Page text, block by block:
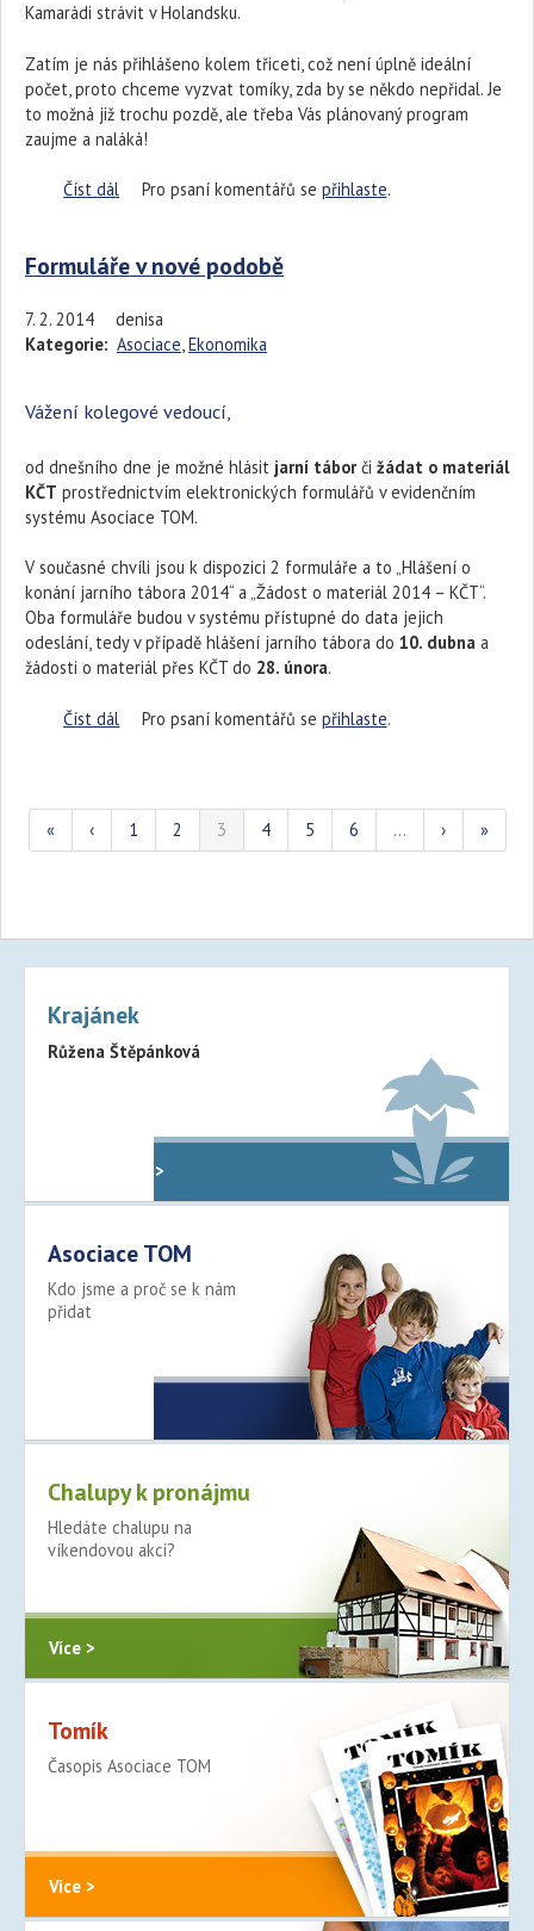
Kamarádi strávit v Holandsku.
Zatím je nás přihlášeno kolem třiceti, což není úplně ideální
počet, proto chceme vyzvat tomíky, zda by se někdo nepřidal. Je
to možná již trochu pozdě, ale třeba Vás plánovaný program
zaujme a naláká!
Číst dál Pojeďte s Kamarády do Holandska- zajímavá nabídka na
Pro psaní komentářů se přihlaste.
Formuláře v nové podobě
7. 2. 2014
denisa
Kategorie: Asociace,Ekonomika
Vážení kolegové vedoucí,
od dnešního dne je možné hlásit jarní táborči žádat o materiál
KČT prostřednictvím elektronických formulářů v evidenčním
systému Asociace TOM.
V současné chvíli jsou k dispozici 2 formuláře a to „Hlášení o
konání jarního tábora 2014“ a „Žádost o materiál 2014 – KČT“.
Oba formuláře budou v systému přístupné do data jejich
odeslání, tedy v případě hlášení jarního tábora do 10. dubna a
žádosti o materiál přes KČT do 28. února.
Číst dál Formuláře v nové podobě
Pro psaní komentářů se přihlaste.
« ‹ 1 2 3 4 5 6 … › »
Krajánek
Růžena Štěpánková
Oddíly v kraji >
Asociace TOM
Kdo jsme a proč se k nám
přidat
Chalupy k pronájmu
Hledáte chalupu na
víkendovou akci?
Více >
Tomík
Časopis Asociace TOM
Více >